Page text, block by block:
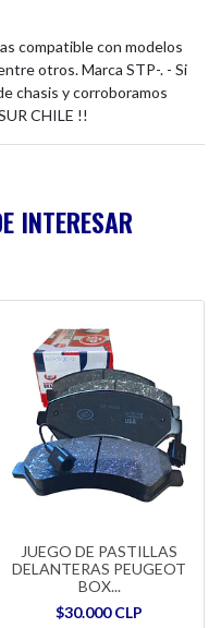
compatible con modelos
otros. Marca STP-. - Si
chasis y corroboramos
CHILE !!
INTERESAR
JUEGO DE PASTILLAS
DELANTERAS PEUGEOT
BOX...
$30.000 CLP